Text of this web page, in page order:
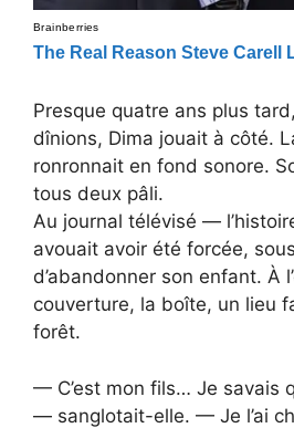
Presque quatre ans plus
dînions, Dima jouait à côté.
ronronnait en fond sonore.
tous deux pâli.
Au journal télévisé —
avouait avoir été forcée,
d’abandonner son enfant. À
couverture, la boîte, un lieu
forêt.
— C’est mon fils… Je savais
— sanglotait-elle. — Je l’ai